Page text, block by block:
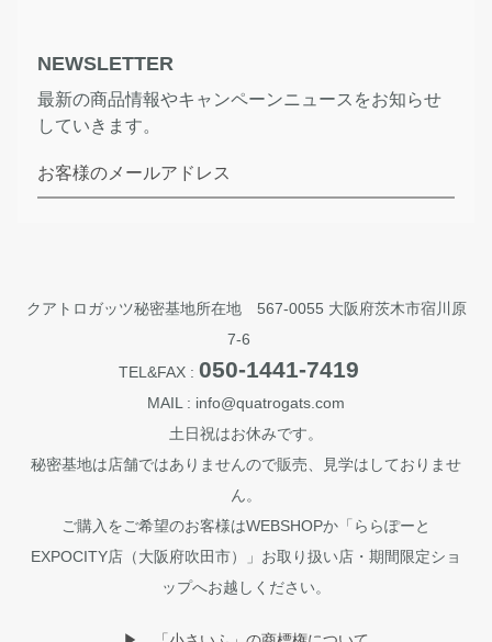
NEWSLETTER
最新の商品情報やキャンペーンニュースをお知らせ
していきます。
お客様のメールアドレス
クアトロガッツ秘密基地所在地 567-0055 大阪府茨木市宿川原
7-6
TEL&FAX : 050-1441-7419
MAIL : info@quatrogats.com
土日祝はお休みです。
秘密基地は店舗ではありませんので販売、見学はしておりませ
ん。
ご購入をご希望のお客様はWEBSHOPか「ららぽーと
EXPOCITY店（大阪府吹田市）」お取り扱い店・期間限定ショ
ップへお越しください。